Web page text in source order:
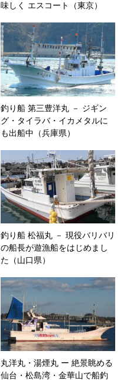
味しく エスコート（東京）
釣り船 第三豊洋丸 － ジギン
グ・タイラバ・イカメタルに
も出船中（兵庫県）
釣り船 松福丸 － 現役バリバリ
の船長が遊漁船をはじめまし
た（山口県）
丸洋丸・湯煙丸 ー 絶景眺める
仙台・松島湾・金華山で船釣